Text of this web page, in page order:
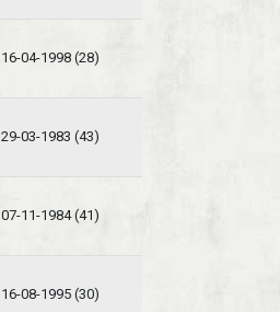
16-04-1998 (28)
29-03-1983 (43)
07-11-1984 (41)
16-08-1995 (30)